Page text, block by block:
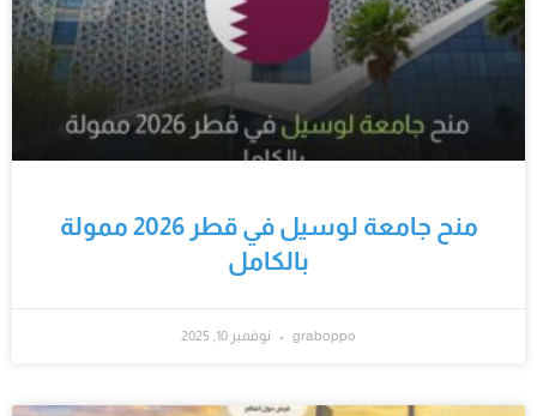
منح جامعة لوسيل في قطر 2026 ممولة
بالكامل
graboppo نوفمبر 10, 2025